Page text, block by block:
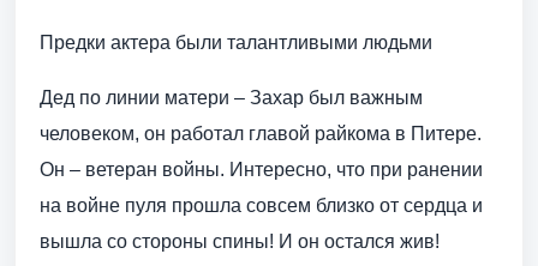
Предки актера были талантливыми людьми
Дед по линии матери – Захар был важным
человеком, он работал главой райкома в Питере.
Он – ветеран войны. Интересно, что при ранении
на войне пуля прошла совсем близко от сердца и
вышла со стороны спины! И он остался жив!